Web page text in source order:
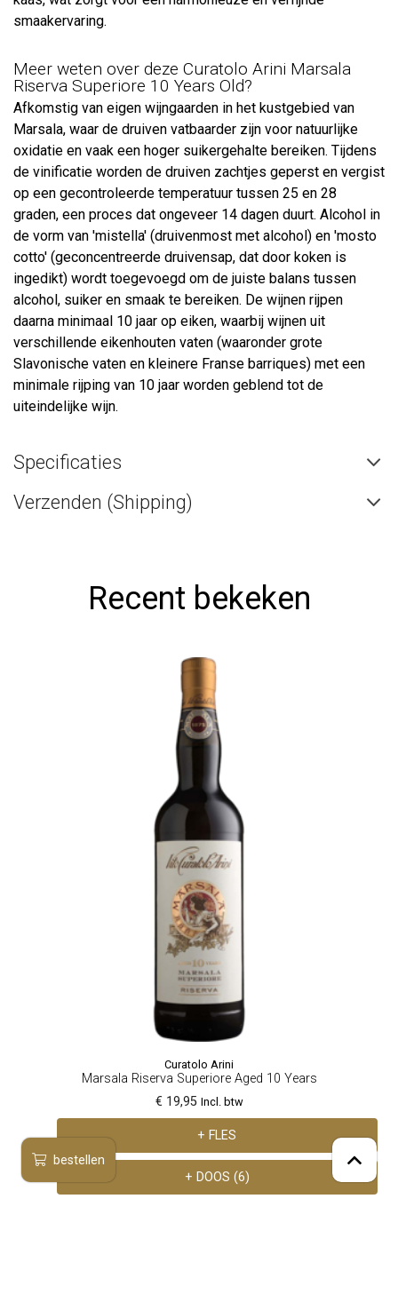
bestellen
smaakervaring.
Meer weten over deze Curatolo Arini Marsala
Riserva Superiore 10 Years Old?
Afkomstig van eigen wijngaarden in het kustgebied van
Marsala, waar de druiven vatbaarder zijn voor natuurlijke
oxidatie en vaak een hoger suikergehalte bereiken. Tijdens
de vinificatie worden de druiven zachtjes geperst en vergist
op een gecontroleerde temperatuur tussen 25 en 28
graden, een proces dat ongeveer 14 dagen duurt. Alcohol in
de vorm van 'mistella' (druivenmost met alcohol) en 'mosto
cotto' (geconcentreerde druivensap, dat door koken is
ingedikt) wordt toegevoegd om de juiste balans tussen
alcohol, suiker en smaak te bereiken. De wijnen rijpen
daarna minimaal 10 jaar op eiken, waarbij wijnen uit
verschillende eikenhouten vaten (waaronder grote
Slavonische vaten en kleinere Franse barriques) met een
minimale rijping van 10 jaar worden geblend tot de
uiteindelijke wijn.
Specificaties
Verzenden (Shipping)
Recent bekeken
Curatolo Arini
Marsala Riserva Superiore Aged 10 Years
€ 19,95 Incl. btw
+ FLES
+ DOOS (6)